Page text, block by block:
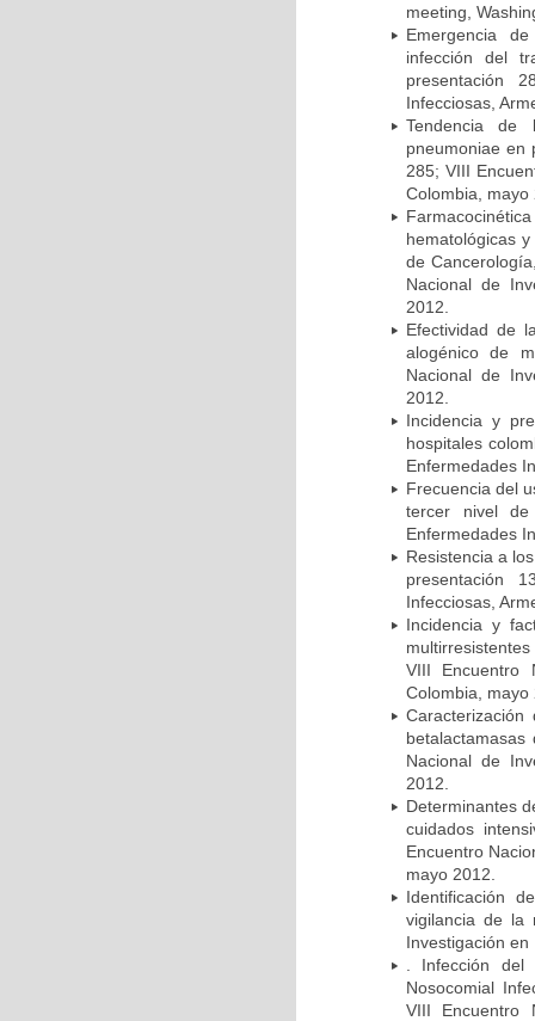
meeting,
Emergencia
infección del
presentación
Infecciosas,
Tendencia de
pneumoniae en
285; VIII
Colombia, mayo
hematológicas
de
Nacional de
2012.
Efectividad de
alogénico de
Nacional de
2012.
Incidencia y
hospitales
Enfermedades
Frecuencia del
tercer nivel de
Enfermedades
Resistencia a
presentación
Infecciosas,
Incidencia y
VIII Encuentro
Colombia, mayo
Nacional de
2012.
Determinantes
cuidados
Encuentro
mayo 2012.
Identificación
vigilancia de la
Investigación
. Infección
Nosocomial
VIII Encuentro